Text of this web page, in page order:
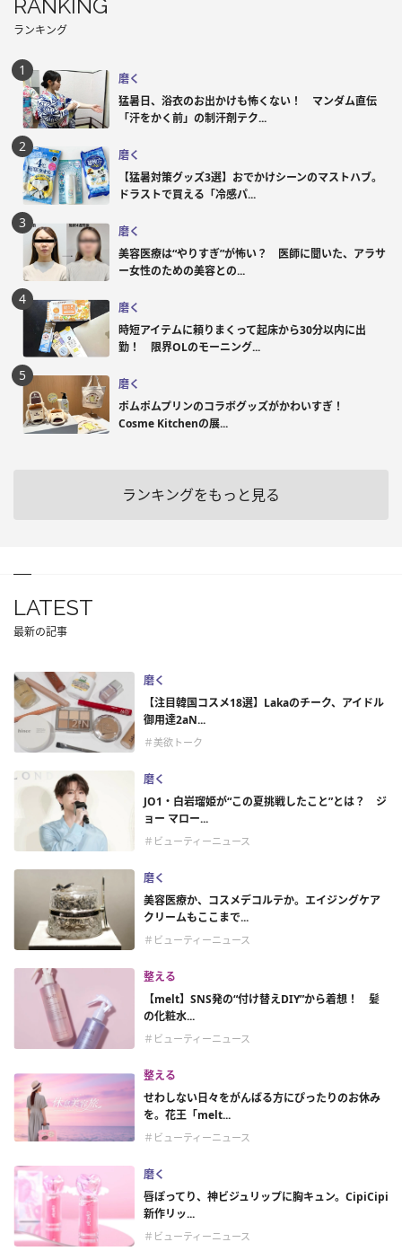
RANKING
ランキング
磨く
猛暑日、浴衣のお出かけも怖くない！ マンダム直伝
「汗をかく前」の制汗剤テク...
磨く
【猛暑対策グッズ3選】おでかけシーンのマストハブ。
ドラストで買える「冷感パ...
磨く
美容医療は“やりすぎ”が怖い？ 医師に聞いた、アラサ
ー女性のための美容との...
磨く
時短アイテムに頼りまくって起床から30分以内に出
勤！ 限界OLのモーニング...
磨く
ポムポムプリンのコラボグッズがかわいすぎ！
Cosme Kitchenの展...
ランキングをもっと見る
LATEST
最新の記事
磨く
【注目韓国コスメ18選】Lakaのチーク、アイドル
御用達2aN...
＃美欲トーク
磨く
JO1・白岩瑠姫が“この夏挑戦したこと”とは？ ジ
ョー マロー...
＃ビューティーニュース
磨く
美容医療か、コスメデコルテか。エイジングケア
クリームもここまで...
＃ビューティーニュース
整える
【melt】SNS発の“付け替えDIY”から着想！ 髪
の化粧水...
＃ビューティーニュース
整える
せわしない日々をがんばる方にぴったりのお休み
を。花王「melt...
＃ビューティーニュース
磨く
唇ぽってり、神ビジュリップに胸キュン。CipiCipi
新作リッ...
＃ビューティーニュース